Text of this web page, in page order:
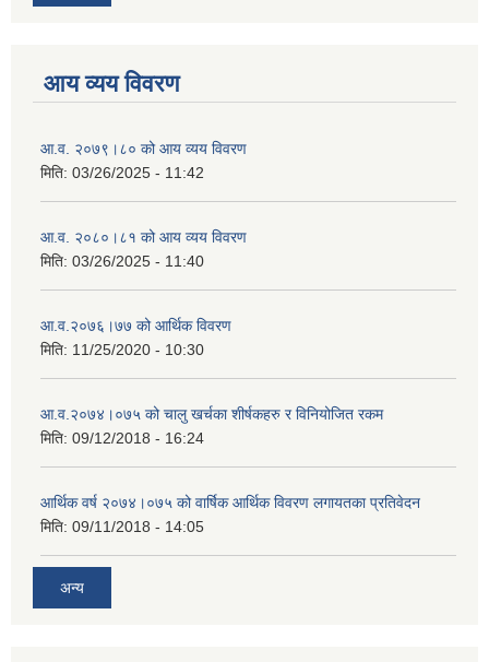
आय व्यय विवरण
आ.व. २०७९।८० को आय व्यय विवरण
मिति: 03/26/2025 - 11:42
आ.व. २०८०।८१ को आय व्यय विवरण
मिति: 03/26/2025 - 11:40
आ.व.२०७६।७७ को आर्थिक विवरण
मिति: 11/25/2020 - 10:30
आ.व.२०७४।०७५ को चालु खर्चका शीर्षकहरु र विनियोजित रकम
मिति: 09/12/2018 - 16:24
आर्थिक वर्ष २०७४।०७५ को वार्षिक आर्थिक विवरण लगायतका प्रतिवेदन
मिति: 09/11/2018 - 14:05
अन्य